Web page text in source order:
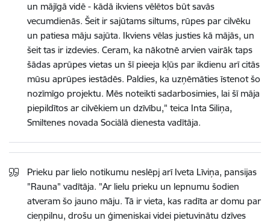
un mājīgā vidē - kādā ikviens vēlētos būt savās
vecumdienās. Šeit ir sajūtams siltums, rūpes par cilvēku
un patiesa māju sajūta. Ikviens vēlas justies kā mājās, un
šeit tas ir izdevies. Ceram, ka nākotnē arvien vairāk taps
šādas aprūpes vietas un šī pieeja kļūs par ikdienu arī citās
mūsu aprūpes iestādēs. Paldies, ka uzņēmāties īstenot šo
nozīmīgo projektu. Mēs noteikti sadarbosimies, lai šī māja
piepildītos ar cilvēkiem un dzīvību," teica Inta Siliņa,
Smiltenes novada Sociālā dienesta vadītāja.
Prieku par lielo notikumu neslēpj arī Iveta Līviņa, pansijas
"Rauna" vadītāja. "Ar lielu prieku un lepnumu šodien
atveram šo jauno māju. Tā ir vieta, kas radīta ar domu par
cieņpilnu, drošu un ģimeniskai videi pietuvinātu dzīves